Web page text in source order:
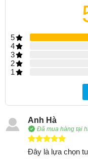
5
4
3
2
1
Anh Hà
Đã mua hàng tại
Đây là lựa chọn